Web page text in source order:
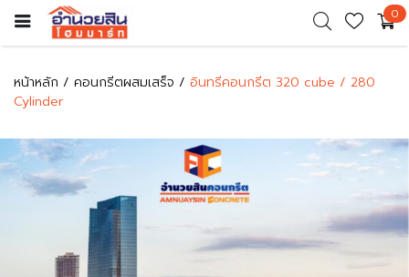
0
หน้าหลัก คอนกรีตผสมเสร็จ
อินทรีคอนกรีต 320 cube / 280
Cylinder